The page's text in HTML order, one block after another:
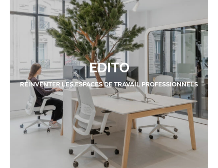
EDITO
RÉINVENTER LES ESPACES DE TRAVAIL PROFESSIONNELS